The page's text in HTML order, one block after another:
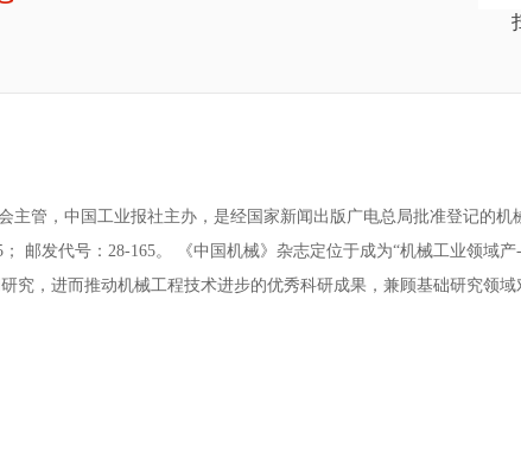
主管，中国工业报社主办，是经国家新闻出版广电总局批准登记的
邮发代号：28-165。 《中国机械》杂志定位于成为“机械工业领域
究，进而推动机械工程技术进步的优秀科研成果，兼顾基础研究领